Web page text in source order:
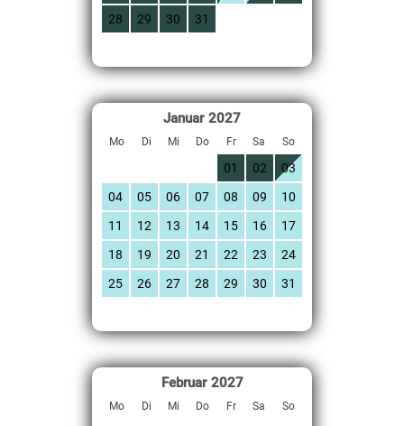
28
29 30 31
Januar 2027
Mo Di Mi Do Fr Sa So
01 02
03
04
05 06 07 08 09
10
11
12 13 14 15 16
17
18
19 20 21 22 23
24
25
26 27 28 29 30 31
Februar 2027
Mo Di Mi Do Fr Sa So